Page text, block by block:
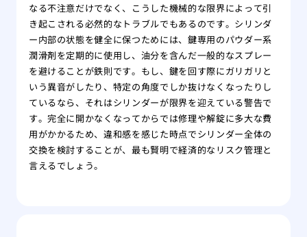
なる不注意だけでなく、こうした機械的な限界によって引
き起こされる必然的なトラブルでもあるのです。シリンダ
ー内部の状態を健全に保つためには、鍵専用のパウダー系
潤滑剤を定期的に使用し、油分を含んだ一般的なスプレー
を避けることが鉄則です。もし、鍵を回す際にガリガリと
いう異音がしたり、特定の角度でしか抜けなくなったりし
ているなら、それはシリンダーが限界を迎えている警告で
す。完全に開かなくなってからでは修理や解錠に多大な費
用がかかるため、違和感を感じた時点でシリンダー全体の
交換を検討することが、最も賢明で経済的なリスク管理と
言えるでしょう。